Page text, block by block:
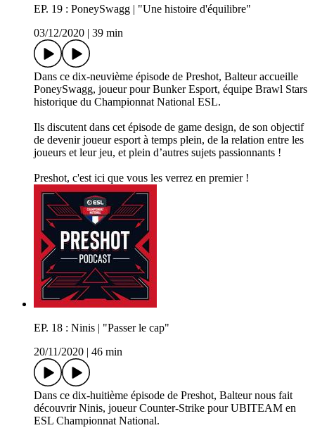
EP. 19 : PoneySwagg | "Une histoire d'équilibre"
03/12/2020
39 min
Dans ce dix-neuvième épisode de Preshot, Balteur accueille
PoneySwagg, joueur pour Bunker Esport, équipe Brawl Stars
historique du Championnat National ESL.
Ils discutent dans cet épisode de game design, de son objectif
de devenir joueur esport à temps plein, de la relation entre les
joueurs et leur jeu, et plein d’autres sujets passionnants !
Preshot, c'est ici que vous les verrez en premier !
EP. 18 : Ninis | "Passer le cap"
20/11/2020
46 min
Dans ce dix-huitième épisode de Preshot, Balteur nous fait
découvrir Ninis, joueur Counter-Strike pour UBITEAM en
ESL Championnat National.